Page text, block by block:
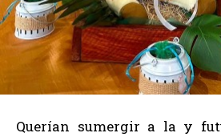
Querían sumergir a la y